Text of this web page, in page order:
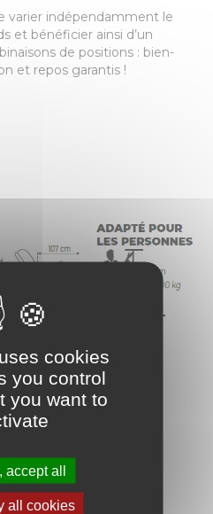
varier indépendamment le
et bénéficier ainsi d’un
de positions : bien-
et repos garantis !
cookies
you control
you want to
accept all
all cookies